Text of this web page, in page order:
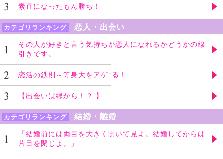
素直になったもん勝ち！
カテゴリランキング 恋人・出会い
その人が好きと言う気持ちが恋人になれるかどうかの線
引きです。
恋活の鉄則～等身大をアゲ↑る！
【出会いは縁から！？ 】
カテゴリランキング 結婚・離婚
「結婚前には両目を大きく開いて見よ。結婚してからは
片目を閉じよ。」